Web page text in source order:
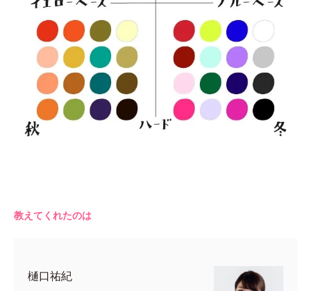
教えてくれたのは
樋口祐紀